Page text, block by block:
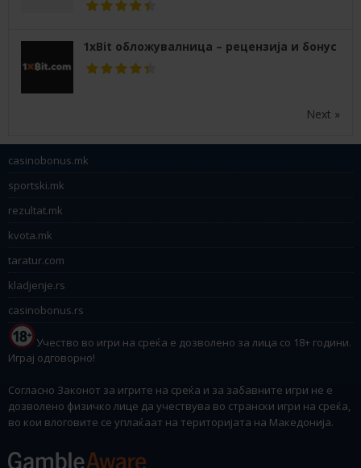
1xBit обложувалница – рецензија и бонус
Next »
casinobonus.mk
sportski.mk
rezultat.mk
kvota.mk
taratur.com
kladjenje.rs
casinobonus.rs
Учество во игри на среќа е дозволено за лица со 18+ години.
Играј одговорно!
Согласно Законот за игрите на среќа и за забавните игри не е
дозволено физичко лице да учествува во странски игри на среќа,
во кои влоговите се уплаќаат на територијата на Македонија.